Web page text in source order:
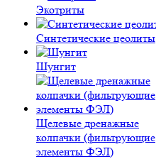
Экотриты
Синтетические цеолиты
Шунгит
Щелевые дренажные
колпачки (фильтрующие
элементы ФЭЛ)